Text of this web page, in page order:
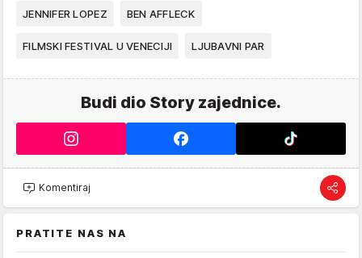
JENNIFER LOPEZ BEN AFFLECK
FILMSKI FESTIVAL U VENECIJI LJUBAVNI PAR
Budi dio Story zajednice.
Komentiraj
PRATITE NAS NA